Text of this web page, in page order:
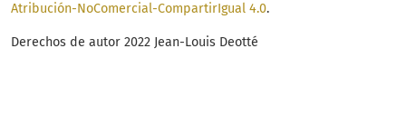
Atribución-NoComercial-CompartirIgual 4.0.
Derechos de autor 2022 Jean-Louis Deotté